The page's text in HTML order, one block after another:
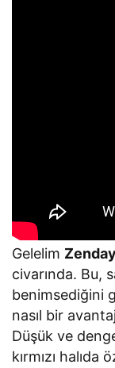
Gelelim
civarında. Bu,
benimsediğini
nasıl bir
Düşük ve
kırmızı